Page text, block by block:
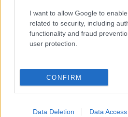
I want to allow Google to
related to security, including
functionality and fraud
user protection.
CONFIRM
Data Deletion Data Access
Krievu
uz kurām
mācītājam,
emigrējusi
“Man
ir sajūta,